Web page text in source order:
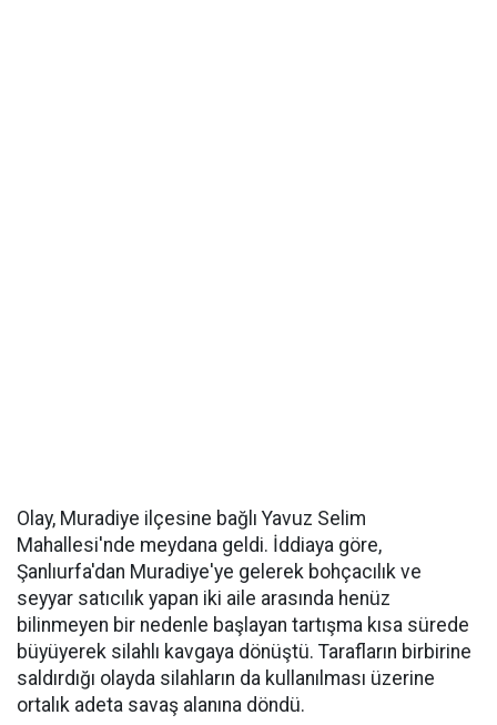
Olay, Muradiye ilçesine bağlı Yavuz Selim
Mahallesi'nde meydana geldi. İddiaya göre,
Şanlıurfa'dan Muradiye'ye gelerek bohçacılık ve
seyyar satıcılık yapan iki aile arasında henüz
bilinmeyen bir nedenle başlayan tartışma kısa sürede
büyüyerek silahlı kavgaya dönüştü. Tarafların birbirine
saldırdığı olayda silahların da kullanılması üzerine
ortalık adeta savaş alanına döndü.